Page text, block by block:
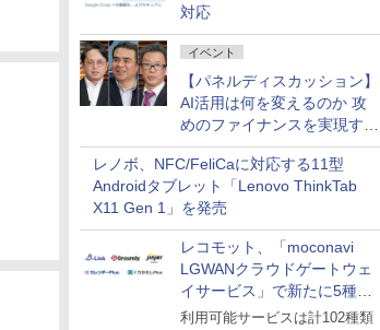
対応
イベント
【パネルディスカッション】
AI活用は何を変えるのか 攻
めのファイナンスを実現する
業務設計とマインドセット変
革
レノボ、NFC/FeliCaに対応する11型
Androidタブレット「Lenovo ThinkTab
X11 Gen 1」を発売
レコモット、「moconavi
LGWANクラウドゲートウェ
イサービス」で新たに5種類
のサービスと連携開始
利用可能サービスは計102種類